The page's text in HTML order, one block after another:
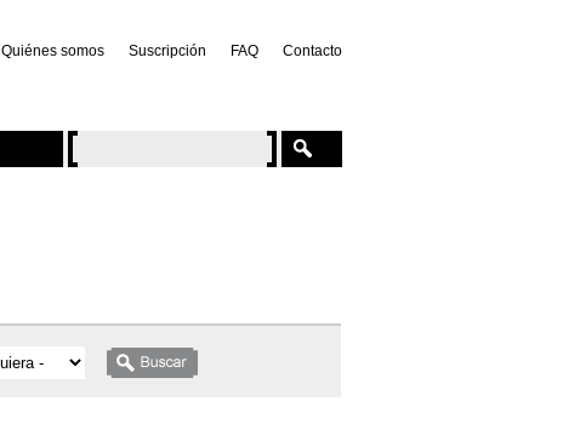
Quiénes somos Suscripción FAQ Contacto